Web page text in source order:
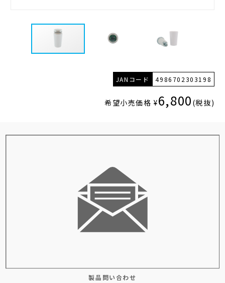
JANコード 4986702303198
希望小売価格 ¥6,800 (税抜)
製品問い合わせ